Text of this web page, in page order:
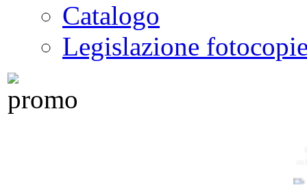
Catalogo
Legislazione